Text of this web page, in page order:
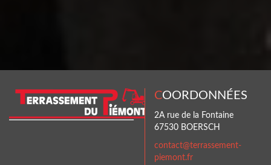
COORDONNÉES
2A rue de la Fontaine
67530 BOERSCH
contact@terrassement-
piemont.fr